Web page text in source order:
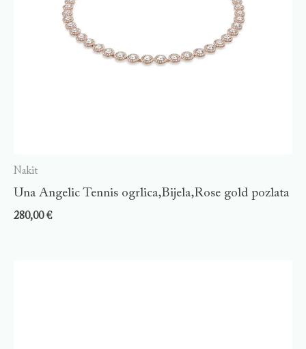
Nakit
Una Angelic Tennis ogrlica,Bijela,Rose gold pozlata
280,00€